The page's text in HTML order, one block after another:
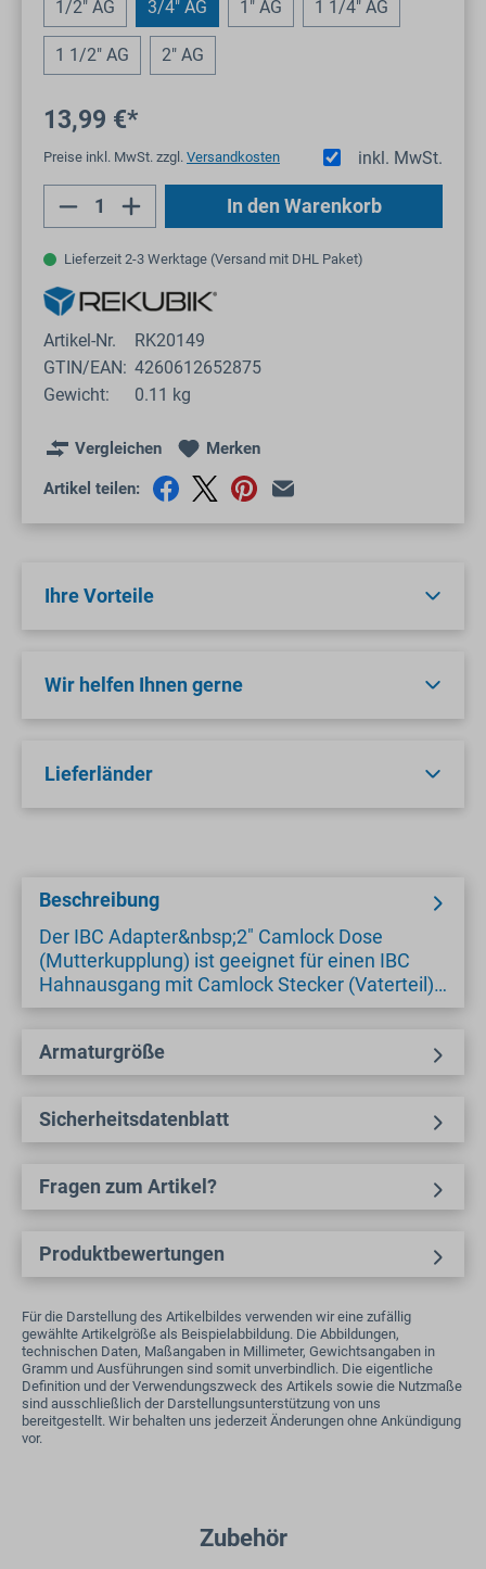
1/2" AG 3/4" AG 1" AG 1 1/4" AG
1 1/2" AG 2" AG
13,99 €*
inkl. MwSt.
Preise inkl. MwSt. zzgl. Versandkosten
Produkt Anzahl: Gib den gewünschten
In den Warenkorb
Lieferzeit 2-3 Werktage (Versand mit DHL Paket)
Artikel-Nr.
RK20149
GTIN/EAN: 4260612652875
Gewicht:
0.11 kg
Vergleichen Merken
Artikel teilen:
Ihre Vorteile
Wir helfen Ihnen gerne
Lieferländer
Beschreibung
Der IBC Adapter&nbsp;2" Camlock Dose
(Mutterkupplung) ist geeignet für einen IBC
Hahnausgang mit Camlock Stecker (Vaterteil)…
Armaturgröße
Sicherheitsdatenblatt
Fragen zum Artikel?
Produktbewertungen
Für die Darstellung des Artikelbildes verwenden wir eine zufällig
gewählte Artikelgröße als Beispielabbildung. Die Abbildungen,
technischen Daten, Maßangaben in Millimeter, Gewichtsangaben in
Gramm und Ausführungen sind somit unverbindlich. Die eigentliche
Definition und der Verwendungszweck des Artikels sowie die Nutzmaße
sind ausschließlich der Darstellungsunterstützung von uns
bereitgestellt. Wir behalten uns jederzeit Änderungen ohne Ankündigung
vor.
Produktgalerie überspringen
Zubehör